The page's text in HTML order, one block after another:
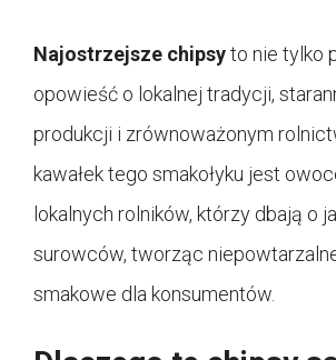
Najostrzejsze chipsyto nie tylko
opowieść o lokalnej tradycji,
produkcji i zrównoważonym
kawałek tego smakołyku jest
lokalnych rolników, którzy dbają o
surowców, tworząc
smakowe dla konsumentów.